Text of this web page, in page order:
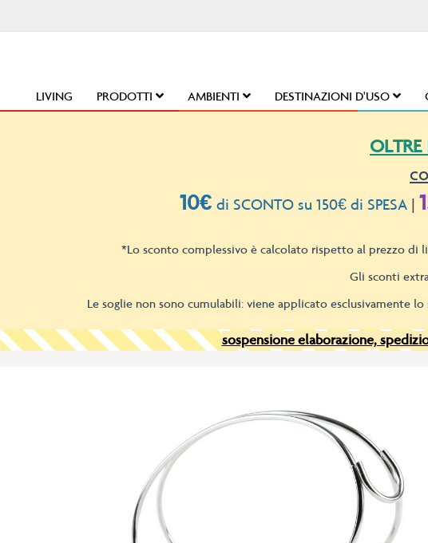
LIVING PRODOTTI AMBIENTI DESTINAZIONI D'USO
OLTRE
10€ di SCONTO su 150€ di SPESA |
*Lo sconto complessivo è calcolato rispetto al prezzo di
Gli sconti
Le soglie non sono cumulabili: viene applicato esclusivamente
sospensione elaborazione,